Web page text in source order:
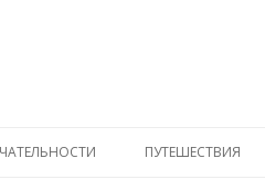
ПУТЕШЕСТВИЯ